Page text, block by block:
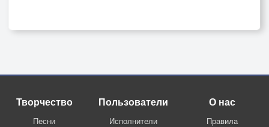
Творчество
Песни
Пользователи
Исполнители
О нас
Правила